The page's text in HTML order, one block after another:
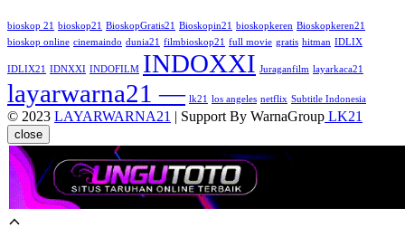
bioskop 21 bioskop21 BioskopGratis21 Bioskopin21 bioskopkeren Bioskopkeren21
bioskop online cinemaindo dunia21 filmbioskop21 full movie gratis hitman IDLIX
IDLIX21 IDNXXI INDOFILM INDOXXI Juraganfilm layarkaca21
layarwarna21 — lk21 los angeles netflix Subtitle Indonesia
© 2023 LAYARWARNA21 | Support By WarnaGroup LK21
close